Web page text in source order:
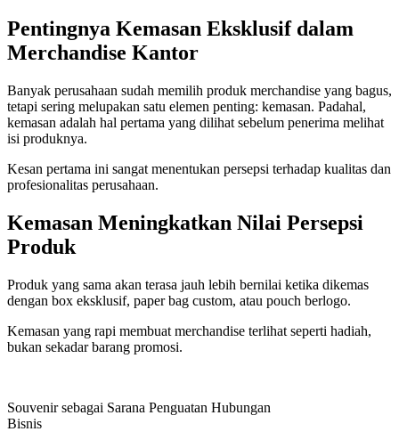
Pentingnya Kemasan Eksklusif dalam
Merchandise Kantor
Banyak perusahaan sudah memilih produk merchandise yang bagus,
tetapi sering melupakan satu elemen penting: kemasan. Padahal,
kemasan adalah hal pertama yang dilihat sebelum penerima melihat
isi produknya.
Kesan pertama ini sangat menentukan persepsi terhadap kualitas dan
profesionalitas perusahaan.
Kemasan Meningkatkan Nilai Persepsi
Produk
Produk yang sama akan terasa jauh lebih bernilai ketika dikemas
dengan box eksklusif, paper bag custom, atau pouch berlogo.
Kemasan yang rapi membuat merchandise terlihat seperti hadiah,
bukan sekadar barang promosi.
Souvenir sebagai Sarana Penguatan Hubungan
Bisnis